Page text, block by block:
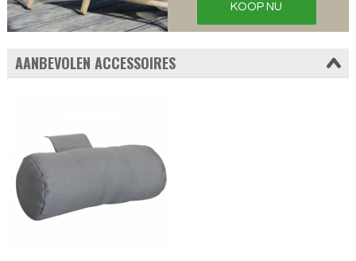
KOOP NU
AANBEVOLEN ACCESSOIRES